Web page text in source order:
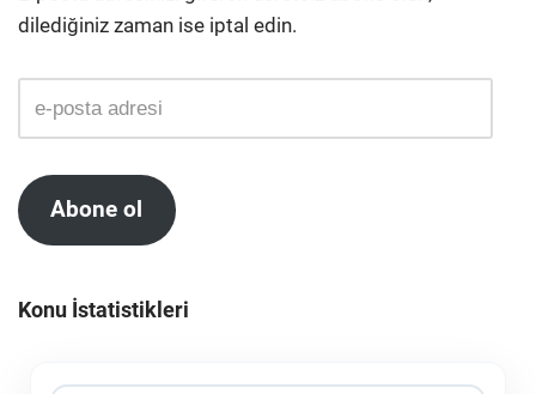
dilediğiniz zaman ise iptal edin.
Abone ol
Konu İstatistikleri